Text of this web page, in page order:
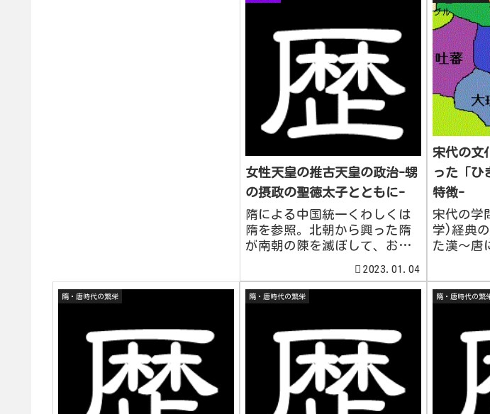
れた。舒明天皇は630年に
女性天皇の推古天皇の政治-甥
の摂政の聖徳太子とともに-
隋による中国統一くわしくは
隋を参照。北朝から興った隋
が南朝の陳を滅ぼして、およ
した。隋は律令を整備すると
ともに、周辺諸国への圧力を
朝鮮3国や倭国はこの世界...
2023.01.04
宋代の文
った「ひ
特徴-
宋代の学
学)経典
た漢～唐
間論を
践に重ん
つ)を書
隋・唐時代の繁栄 隋・唐時代の繁栄 隋・唐時代の繁